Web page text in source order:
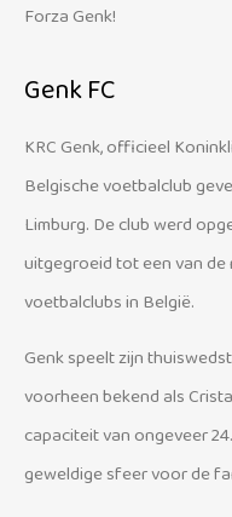
Forza Genk!
Genk FC
KRC Genk, officieel
Belgische voetbalclub
Limburg. De club werd
uitgegroeid tot een van
voetbalclubs in België.
Genk speelt zijn
voorheen bekend als
capaciteit van ongeveer
geweldige sfeer voor de